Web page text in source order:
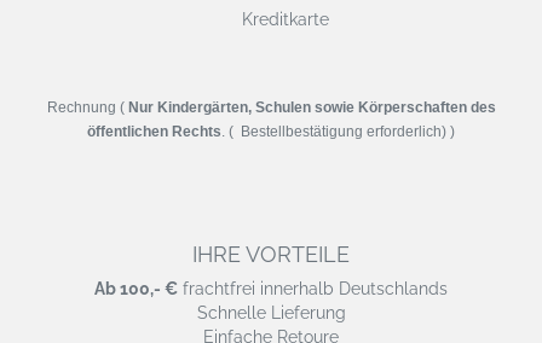
Kreditkarte
Rechnung ( Nur Kindergärten, Schulen sowie Körperschaften des
öffentlichen Rechts . ( Bestellbestätigung erforderlich) )
IHRE VORTEILE
Ab 100,- € frachtfrei innerhalb Deutschlands
Schnelle Lieferung
Einfache Retoure